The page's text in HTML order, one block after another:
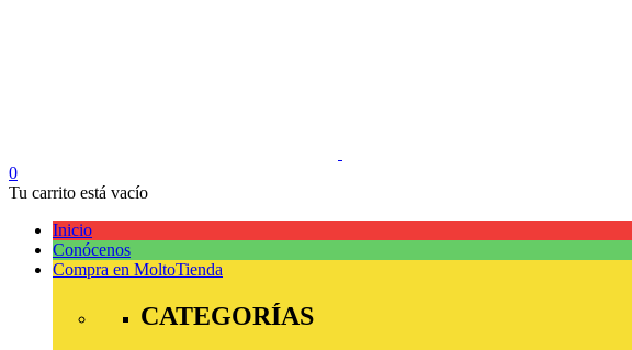
0
Tu carrito está vacío
Inicio
Conócenos
Compra en MoltoTienda
CATEGORÍAS